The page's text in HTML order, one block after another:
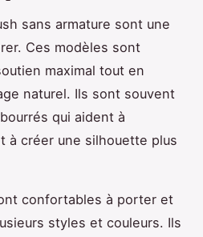
sans armature sont une
Ces modèles sont
maximal tout en
naturel. Ils sont souvent
qui aident à
à créer une silhouette plus
confortables à porter et
styles et couleurs. Ils